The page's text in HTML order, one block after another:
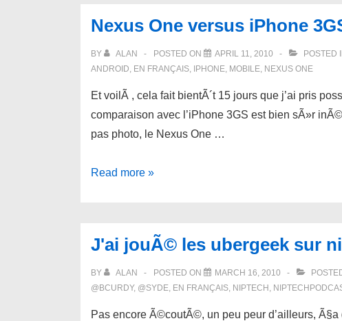
Lausannois
–
Encore
Nexus One versus iPhone
BY ALAN POSTED ON APRIL 11, 2010 POSTED
ANDROID, EN FRANÇAIS, IPHONE, MOBILE, NEXUS ONE
Et voilÃ , cela fait bientÃ´t 15 jours que j’ai pris
comparaison avec l’iPhone 3GS est bien sÃ»r
pas photo, le Nexus One …
Nexus
3GS:
bilan
aprÃ¨s
Read more »
J'ai jouÃ© les ubergeek sur
BY ALAN POSTED ON MARCH 16, 2010
@BCURDY, @SYDE, EN FRANÇAIS, NIPTECH ,
Pas encore Ã©coutÃ©, un peu peur d’ailleurs,